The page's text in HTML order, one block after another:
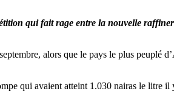
qui fait rage entre la nouvelle
alors que le pays le plus peuplé
qui avaient atteint 1.030 nairas le litre il